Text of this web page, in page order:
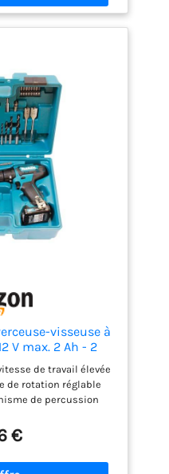
visseuse à
V max. 2 Ah - 2
dans coffret de
de travail élevée
de rotation réglable
de percussion
€